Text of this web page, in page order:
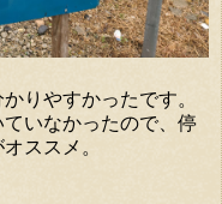
りやすかったです。
いなかったので、停
ススメ。